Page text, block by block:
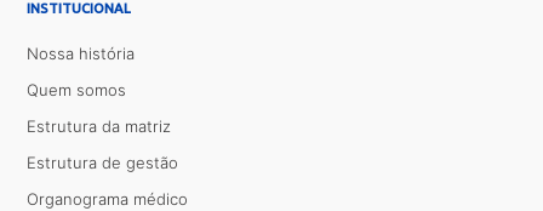
INSTITUCIONAL
Nossa história
Quem somos
Estrutura da matriz
Estrutura de gestão
Organograma médico